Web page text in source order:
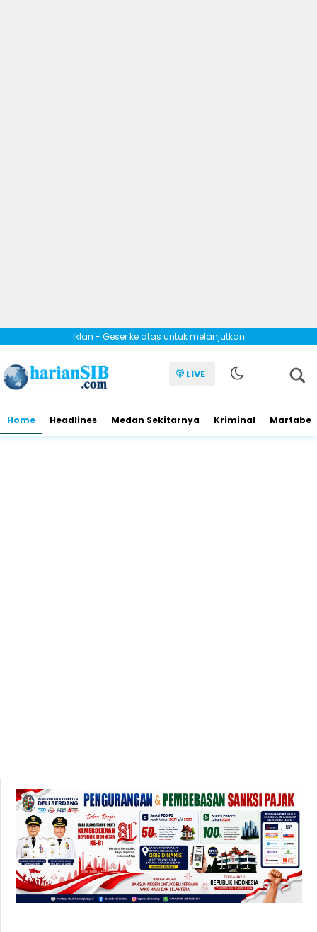
Iklan - Geser ke atas untuk melanjutkan
LIVE
Home Headlines Medan Sekitarnya Kriminal Martabe